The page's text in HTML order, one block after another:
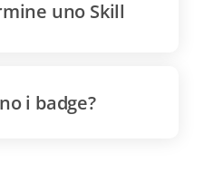
uno Skill
i badge?